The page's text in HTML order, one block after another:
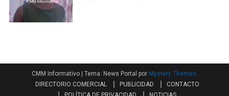
CMM Informativo | Tema: News Portal por Mystery Themes
DIRECTORIO COMERCIAL
PUBLICIDAD
CONTACTO